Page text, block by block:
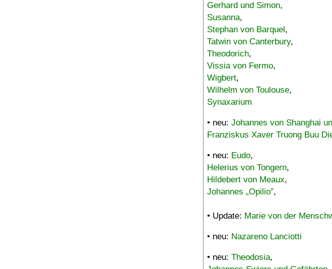
Gerhard und Simon,
Susanna,
Stephan von Barquel,
Tatwin von Canterbury,
Theodorich,
Vissia von Fermo,
Wigbert,
Wilhelm von Toulouse,
Synaxarium
• neu: Johannes von Shanghai
Franziskus Xaver Truong Buu
• neu: Eudo,
Helerius von Tongern,
Hildebert von Meaux,
Johannes „Opilio”,
• Update: Marie von der
• neu: Nazareno Lanciotti
• neu: Theodosia,